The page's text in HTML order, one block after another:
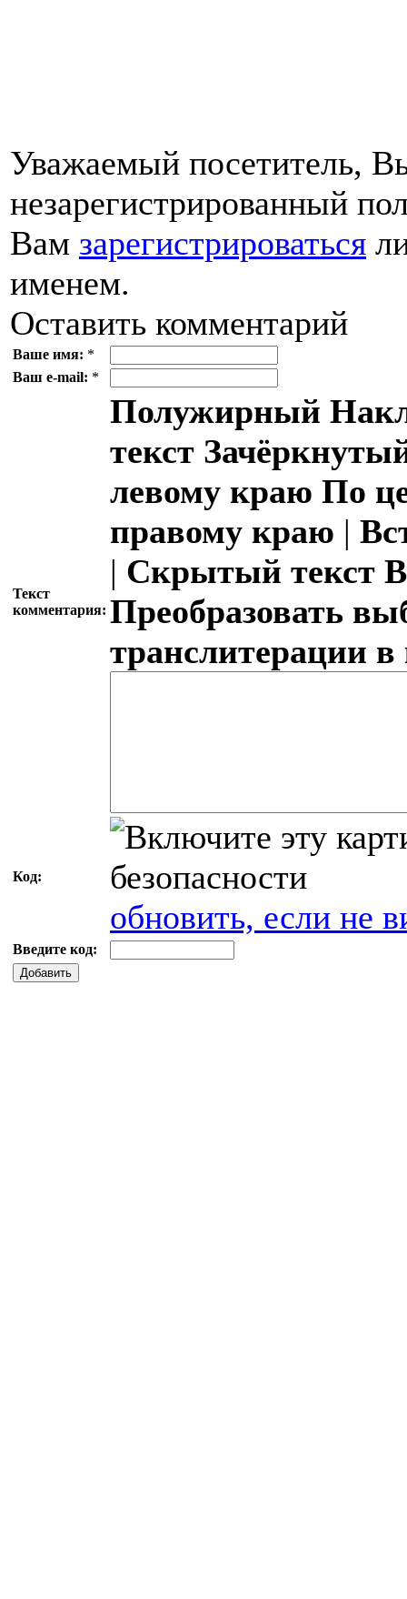
Уважаемый посетитель,
незарегистрированный
Вам зарегистрироваться
именем.
Оставить комментарий
Ваше имя: *
Ваш e-mail: *
Текст
комментария:
Полужирный
текст
левому краю По
правому краю |
| Скрытый текст
Преобразовать
транслитерации
Код:
обновить, если не
Введите код:
Добавить